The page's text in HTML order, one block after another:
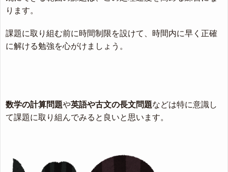
ります。
課題に取り組む前に時間制限を設けて、時間内に早く正確
に解ける勉強を心がけましょう。
数学の計算問題や英語や古文の長文問題などは特に意識し
て課題に取り組んでみると良いと思います。